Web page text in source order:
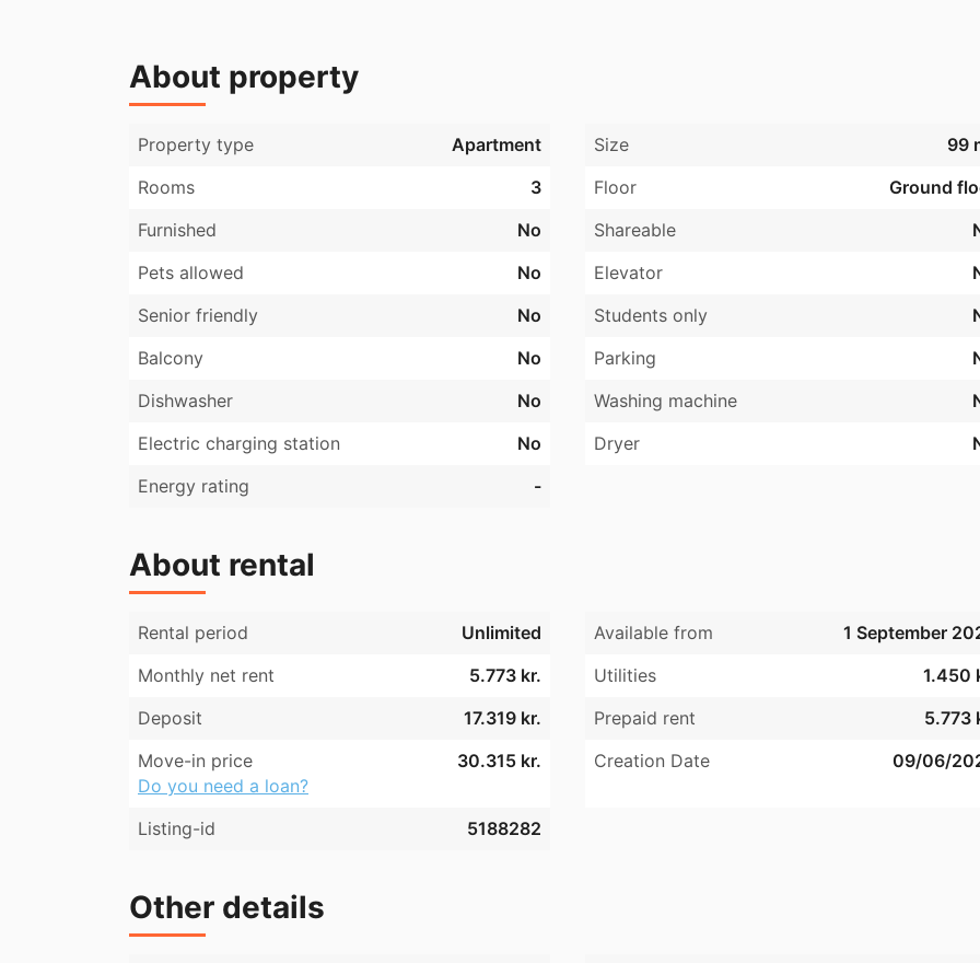
køkken, badeværelse samt et godt værelse.
About property
Property type Apartment Size
99
Rooms
3 Floor
Ground
Furnished
No Shareable
Pets allowed
No Elevator
Senior friendly
No Students only
Balcony
No Parking
Dishwasher
No Washing machine
Electric charging station
No Dryer
Energy rating
-
About rental
Rental period Unlimited Available from
1 September
Monthly net rent
5.773 kr. Utilities
1.450
Deposit
17.319 kr. Prepaid rent
5.773
Move-in price
30.315 kr.
Do you need a loan?
Creation Date 09/06/
Listing-id 5188282
Other details